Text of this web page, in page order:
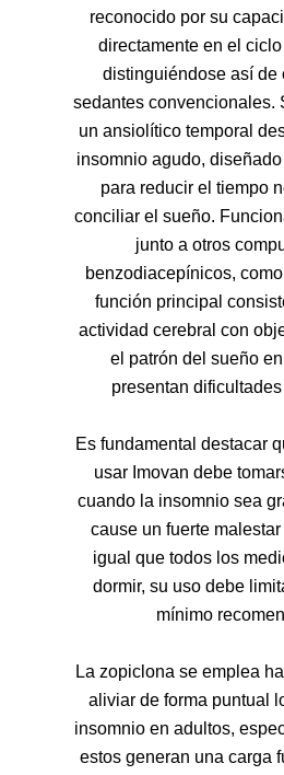
reconocido por su
directamente en el
distinguiéndose así de
sedantes convencionales.
un ansiolítico temporal
insomnio agudo,
para reducir el tiempo
conciliar el sueño.
junto a otros
benzodiacepínicos,
función principal
actividad cerebral con
el patrón del sueño
presentan
Es fundamental destacar
usar Imovan debe
cuando la insomnio sea
cause un fuerte
igual que todos los
dormir, su uso debe
mínimo
La zopiclona se emplea
aliviar de forma puntual
insomnio en adultos,
estos generan una carga